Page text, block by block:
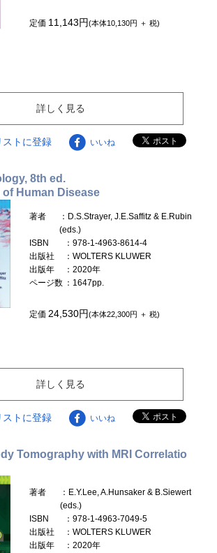
定価 11,143円(本体10,130円 ＋ 税)
詳しく見る
ストに登録 いいね
8th ed.
Human Disease
著者
：D.S.Strayer, J.E.Saffitz & E.Rubin
(eds.)
ISBN
：978-1-4963-8614-4
出版社
：WOLTERS KLUWER
出版年
：2020年
ページ数 ：1647pp.
定価24,530円(本体22,300円 ＋ 税)
詳しく見る
ストに登録 いいね
Tomography with MRI Correlatio
著者
：E.Y.Lee, A.Hunsaker & B.Siewert
(eds.)
ISBN
：978-1-4963-7049-5
出版社
：WOLTERS KLUWER
出版年
：2020年